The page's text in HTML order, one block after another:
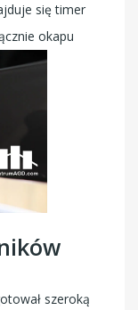
się timer
okapu
szeroką